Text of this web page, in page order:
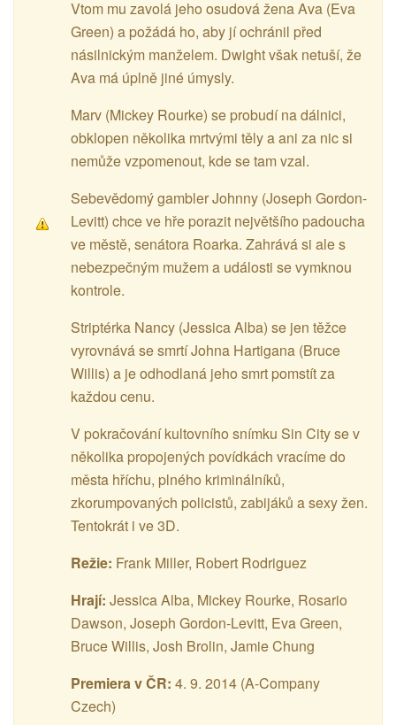
Vtom mu zavolá jeho osudová žena Ava (Eva
Green) a požádá ho, aby jí ochránil před
násilnickým manželem. Dwight však netuší, že
Ava má úplně jiné úmysly.
Marv (Mickey Rourke) se probudí na dálnici,
obklopen několika mrtvými těly a ani za nic si
nemůže vzpomenout, kde se tam vzal.
Sebevědomý gambler Johnny (Joseph Gordon-
Levitt) chce ve hře porazit největšího padoucha
ve městě, senátora Roarka. Zahrává si ale s
nebezpečným mužem a události se vymknou
kontrole.
Striptérka Nancy (Jessica Alba) se jen těžce
vyrovnává se smrtí Johna Hartigana (Bruce
Willis) a je odhodlaná jeho smrt pomstít za
každou cenu.
V pokračování kultovního snímku Sin City se v
několika propojených povídkách vracíme do
města hříchu, plného kriminálníků,
zkorumpovaných policistů, zabijáků a sexy žen.
Tentokrát i ve 3D.
Režie: Frank Miller, Robert Rodriguez
Hrají: Jessica Alba, Mickey Rourke, Rosario
Dawson, Joseph Gordon-Levitt, Eva Green,
Bruce Willis, Josh Brolin, Jamie Chung
Premiera v ČR: 4. 9. 2014 (A-Company
Czech)